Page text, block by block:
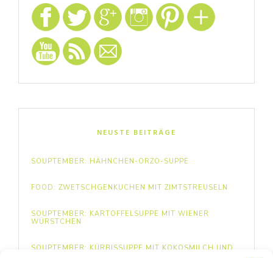
NEUSTE BEITRÄGE
SOUPTEMBER: HÄHNCHEN-ORZO-SUPPE
FOOD: ZWETSCHGENKUCHEN MIT ZIMTSTREUSELN
SOUPTEMBER: KARTOFFELSUPPE MIT WIENER
WÜRSTCHEN
SOUPTEMBER: KÜRBISSUPPE MIT KOKOSMILCH UND